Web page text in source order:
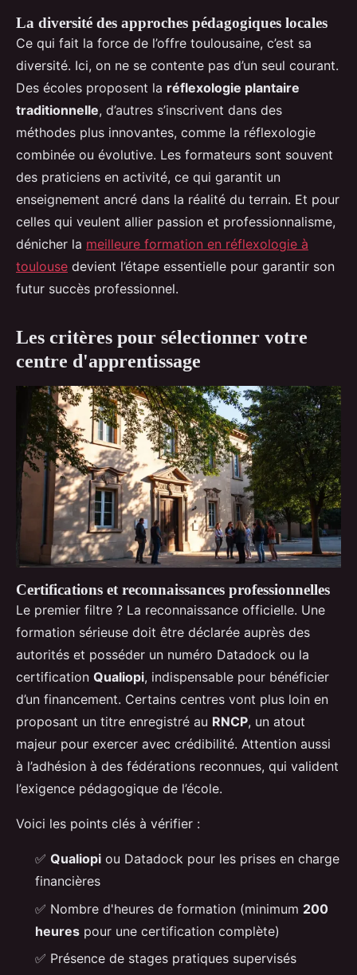
La diversité des approches pédagogiques locales
Ce qui fait la force de l’offre toulousaine, c’est sa
diversité. Ici, on ne se contente pas d’un seul courant.
Des écoles proposent la réflexologie plantaire
traditionnelle, d’autres s’inscrivent dans des
méthodes plus innovantes, comme la réflexologie
combinée ou évolutive. Les formateurs sont souvent
des praticiens en activité, ce qui garantit un
enseignement ancré dans la réalité du terrain. Et pour
celles qui veulent allier passion et professionnalisme,
dénicher la meilleure formation en réflexologie à
toulouse devient l’étape essentielle pour garantir son
futur succès professionnel.
Les critères pour sélectionner votre
centre d'apprentissage
Certifications et reconnaissances professionnelles
Le premier filtre ? La reconnaissance officielle. Une
formation sérieuse doit être déclarée auprès des
autorités et posséder un numéro Datadock ou la
certification Qualiopi, indispensable pour bénéficier
d’un financement. Certains centres vont plus loin en
proposant un titre enregistré au RNCP, un atout
majeur pour exercer avec crédibilité. Attention aussi
à l’adhésion à des fédérations reconnues, qui valident
l’exigence pédagogique de l’école.
Voici les points clés à vérifier :
✅ Qualiopi ou Datadock pour les prises en charge
financières
✅ Nombre d'heures de formation (minimum 200
heures pour une certification complète)
✅ Présence de stages pratiques supervisés